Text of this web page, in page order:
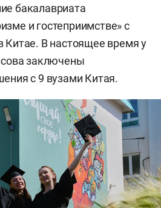
бакалавриата
и гостеприимстве» с
Китае. В настоящее время у
заключены
с 9 вузами Китая.